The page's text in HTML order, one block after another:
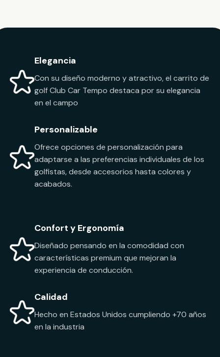
Elegancia
Con su diseño moderno y atractivo, el carrito de
golf Club Car Tempo destaca por su elegancia
en el campo
Personalizable
Ofrece opciones de personalización para
adaptarse a las preferencias individuales de los
golfistas, desde accesorios hasta colores y
acabados.
Confort y Ergonomía
Diseñado pensando en la comodidad con
características premium que mejoran la
experiencia de conducción.
Calidad
Hecho en Estados Unidos cumpliendo +70 años
en la industria